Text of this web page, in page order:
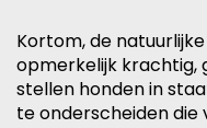
Kortom, de
opmerkelijk krachtig,
stellen honden in
te onderscheiden